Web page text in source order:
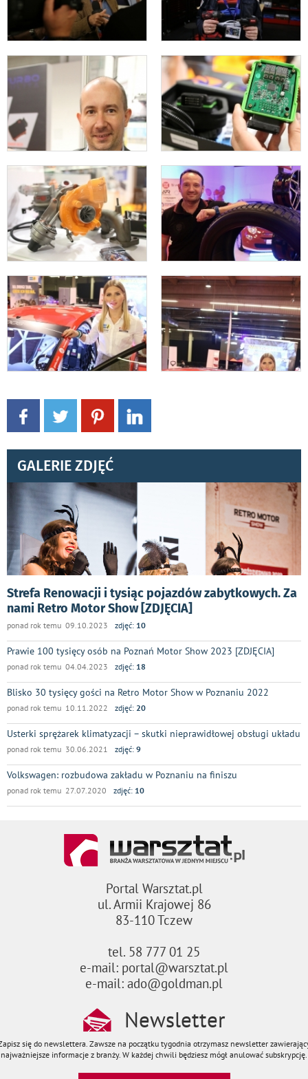
GALERIE ZDJĘĆ
Strefa Renowacji i tysiąc pojazdów zabytkowych. Za
nami Retro Motor Show [ZDJĘCIA]
ponad rok temu 09.10.2023 zdjęć: 10
Prawie 100 tysięcy osób na Poznań Motor Show 2023 [ZDJĘCIA]
ponad rok temu 04.04.2023 zdjęć: 18
Blisko 30 tysięcy gości na Retro Motor Show w Poznaniu 2022
ponad rok temu 10.11.2022 zdjęć: 20
Usterki sprężarek klimatyzacji – skutki nieprawidłowej obsługi układu
ponad rok temu 30.06.2021 zdjęć: 9
Volkswagen: rozbudowa zakładu w Poznaniu na finiszu
ponad rok temu 27.07.2020 zdjęć: 10
Portal Warsztat.pl
ul. Armii Krajowej 86
83-110 Tczew
tel. 58 777 01 25
e-mail: portal@warsztat.pl
e-mail: ado@goldman.pl
Newsletter
się do newslettera. Zawsze na początku tygodnia otrzymasz newsletter
najważniejsze informacje z branży. W każdej chwili będziesz mógł anulować subskrypcję.